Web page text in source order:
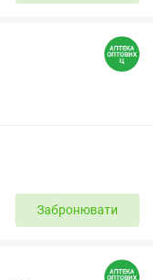
Забронювати